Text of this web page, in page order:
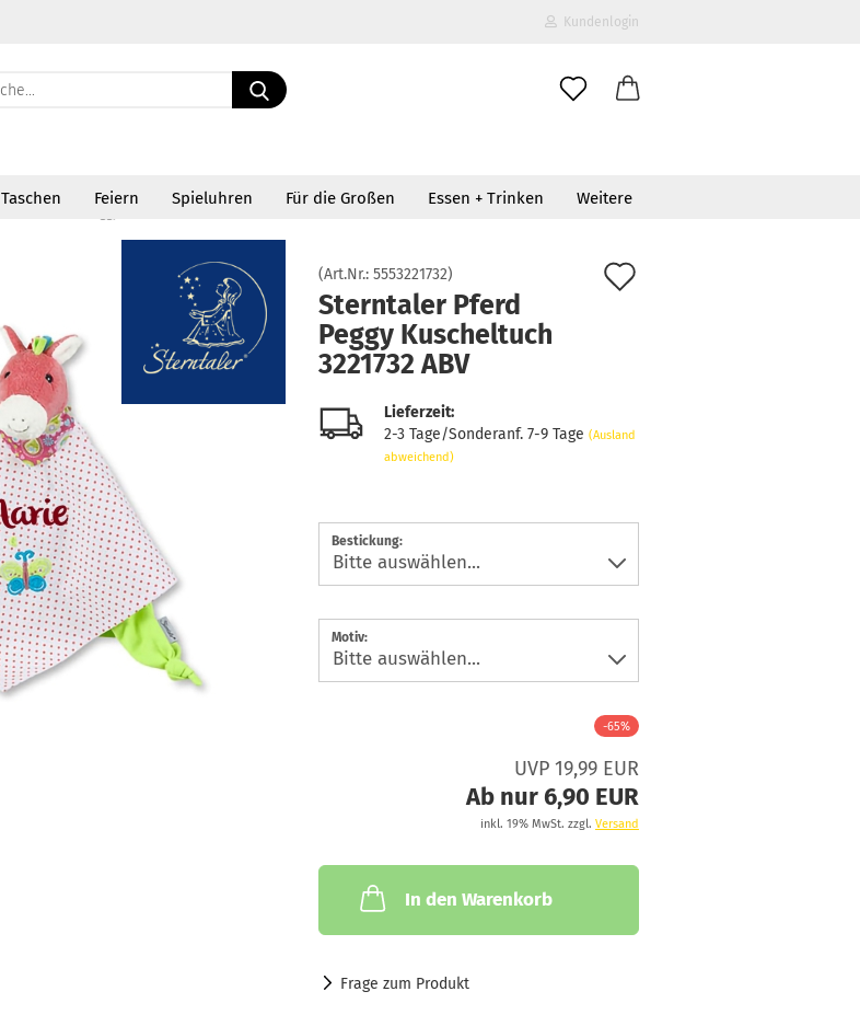
Kundenlogin
Passwort
Konto erstellen
Passwort vergessen?
Suche...
Taschen Feiern Spieluhren Für die Großen Essen + Trinken Weitere
(Art.Nr.: 5553221732)
Sterntaler Pferd
Peggy Kuscheltuch
3221732 ABV
Lieferzeit:
2-3 Tage/Sonderanf. 7-9 Tage (Ausland
abweichend)
Bestickung:
Motiv:
-65%
UVP 19,99 EUR
Ab nur 6,90 EUR
inkl. 19% MwSt. zzgl. Versand
In den Warenkorb
Frage zum Produkt